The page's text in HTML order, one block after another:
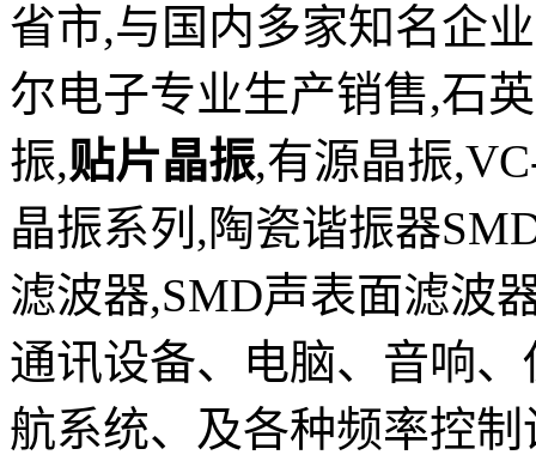
省市,与国内多家知名企
尔电子专业生产销售,石
振,贴片晶振,有源晶振
晶振系列,陶瓷谐振器
滤波器,SMD声表面滤波
通讯设备、电脑、音响
航系统、及各种频率控